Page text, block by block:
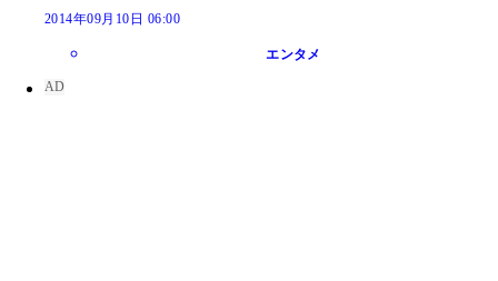
2014年09月10日 06:00
エンタメ